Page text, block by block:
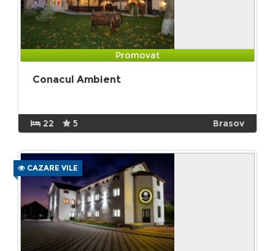
Promovat
Conacul Ambient
22 5 Brasov
CAZARE VILE